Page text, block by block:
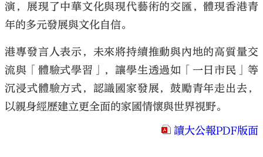
演，展現了中華文化與現代藝術的交匯，體現香港青
年的多元發展與文化自信。
港專發言人表示，未來將持續推動與內地的高質量交
流與「體驗式學習」，讓學生透過如「一日市民」等
沉浸式體驗方式，認識國家發展，鼓勵青年走出去，
以親身經歷建立更全面的家國情懷與世界視野。
讀大公報PDF版面